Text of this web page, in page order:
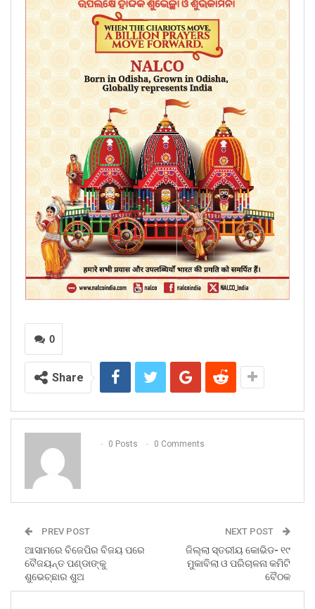
0
Share
0 Posts 0 Comments
PREV POST
ଆସାମରେ ବିଜେପିର ବିଜୟ ପରେ
ବୈଜୟନ୍ତ ପଣ୍ଡାଙ୍କୁ
ଶୁଭେଚ୍ଛାର ଶୁଅ
NEXT POST
ଜିଲ୍ଲା ସ୍ତରୀୟ କୋଭିଡ- ୧୯
ମୁକାବିଲା ଓ ପରିଚାଳନା କମିଟି
ବୈଠକ